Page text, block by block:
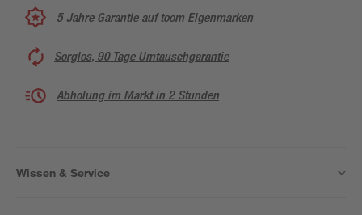
5 Jahre Garantie auf toom Eigenmarken
Sorglos, 90 Tage Umtauschgarantie
Abholung im Markt in 2 Stunden
Wissen & Service